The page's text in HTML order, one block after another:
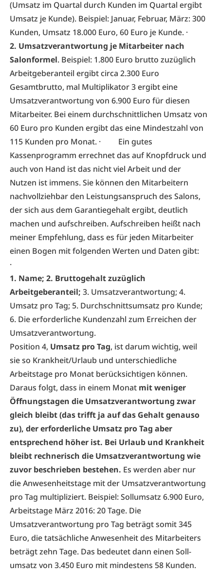
(Umsatz im Quartal durch Kunden im Quartal ergibt
Umsatz je Kunde). Beispiel: Januar, Februar, März: 300
Kunden, Umsatz 18.000 Euro, 60 Euro je Kunde. ·
2. Umsatzverantwortung je Mitarbeiter nach
Salonformel. Beispiel: 1.800 Euro brutto zuzüglich
Arbeitgeberanteil ergibt circa 2.300 Euro
Gesamtbrutto, mal Multiplikator 3 ergibt eine
Umsatzverantwortung von 6.900 Euro für diesen
Mitarbeiter. Bei einem durchschnittlichen Umsatz von
60 Euro pro Kunden ergibt das eine Mindestzahl von
115 Kunden pro Monat. · Ein gutes
Kassenprogramm errechnet das auf Knopfdruck und
auch von Hand ist das nicht viel Arbeit und der
Nutzen ist immens. Sie können den Mitarbeitern
nachvollziehbar den Leistungsanspruch des Salons,
der sich aus dem Garantiegehalt ergibt, deutlich
machen und aufschreiben. Aufschreiben heißt nach
meiner Empfehlung, dass es für jeden Mitarbeiter
einen Bogen mit folgenden Werten und Daten gibt:
·
1. Name; 2. Bruttogehalt zuzüglich
Arbeitgeberanteil; 3. Umsatzverantwortung; 4.
Umsatz pro Tag; 5. Durchschnittsumsatz pro Kunde;
6. Die erforderliche Kundenzahl zum Erreichen der
Umsatzverantwortung.
Position 4, Umsatz pro Tag, ist darum wichtig, weil
sie so Krankheit/Urlaub und unterschiedliche
Arbeitstage pro Monat berücksichtigen können.
Daraus folgt, dass in einem Monat mit weniger
Öffnungstagen die Umsatzverantwortung zwar
gleich bleibt (das trifft ja auf das Gehalt genauso
zu), der erforderliche Umsatz pro Tag aber
entsprechend höher ist. Bei Urlaub und Krankheit
bleibt rechnerisch die Umsatzverantwortung wie
zuvor beschrieben bestehen. Es werden aber nur
die Anwesenheitstage mit der Umsatzverantwortung
pro Tag multipliziert. Beispiel: Soll­umsatz 6.900 Euro,
Arbeitstage März 2016: 20 Tage. Die
Umsatzverantwortung pro Tag beträgt somit 345
Euro, die tatsächliche Anwesenheit des Mitarbeiters
beträgt zehn Tage. Das bedeutet dann einen Soll-
umsatz von 3.450 Euro mit mindestens 58 Kunden.